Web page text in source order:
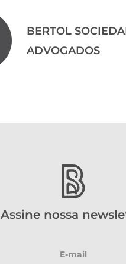
BERTOL
ADVOGADOS
Assine nossa